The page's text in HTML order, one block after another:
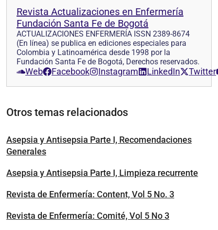
Revista Actualizaciones en Enfermería
Fundación Santa Fe de Bogotá
ACTUALIZACIONES ENFERMERÍA ISSN 2389-8674
(En línea) se publica en ediciones especiales para
Colombia y Latinoamérica desde 1998 por la
Fundación Santa Fe de Bogotá, Derechos reservados.
Web Facebook Instagram LinkedIn Twitter
Otros temas relacionados
Asepsia y Antisepsia Parte I, Recomendaciones
Generales
Asepsia y Antisepsia Parte I, Limpieza recurrente
Revista de Enfermería: Content, Vol 5 No. 3
Revista de Enfermería: Comité, Vol 5 No 3